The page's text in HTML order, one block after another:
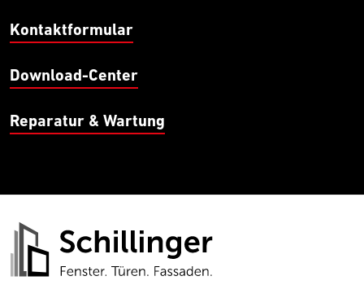
Kontaktformular
Download-Center
Reparatur & Wartung